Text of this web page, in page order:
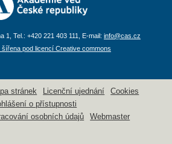
1, Tel.: +420 221 403 111, E-mail: info@cas.cz
pod licencí Creative commons
stránek Licenční ujednání
Cookies
o přístupnosti
osobních údajů
Webmaster